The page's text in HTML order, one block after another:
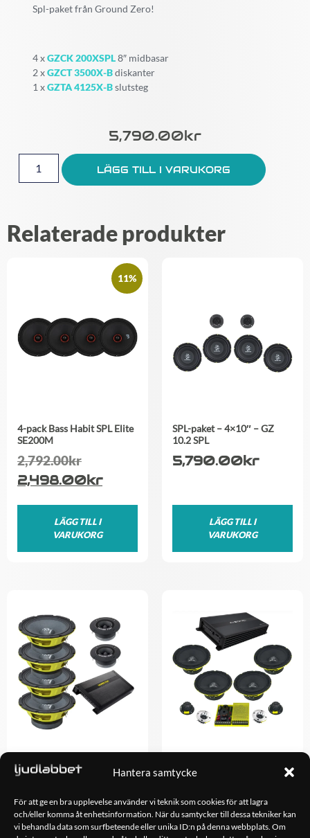
Hantera samtycke
För att ge en bra upplevelse använder vi teknik som cookies för att lagra
och/eller komma åt enhetsinformation. När du samtycker till dessa tekniker kan
vi behandla data som surfbeteende eller unika ID:n på denna webbplats. Om
Spl-paket från Ground Zero!
4 xGZCK 200XSPL8″ midbasar
2 xGZCT 3500X-Bdiskanter
1 xGZTA 4125X-Bslutsteg
5,790.00Kr
LÄGG TILL I VARUKORG
Relaterade produkter
11%
4-pack Bass Habit SPL Elite
SE200M
2,792.00kr
2,498.00kr
LÄGG TILL I
VARUKORG
SPL-paket – 4×10″ – GZ
10.2 SPL
5,790.00kr
LÄGG TILL I
VARUKORG
SPL-paket – 4×8″ – Ground
Zero GZ 8.2 ACT II SPL
LÄGG TILL I
Bundle
LÄGG TILL I